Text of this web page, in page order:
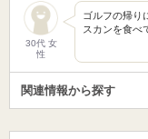
30代 女
性
ゴルフの帰り
スカンを食べ
関連情報から探す